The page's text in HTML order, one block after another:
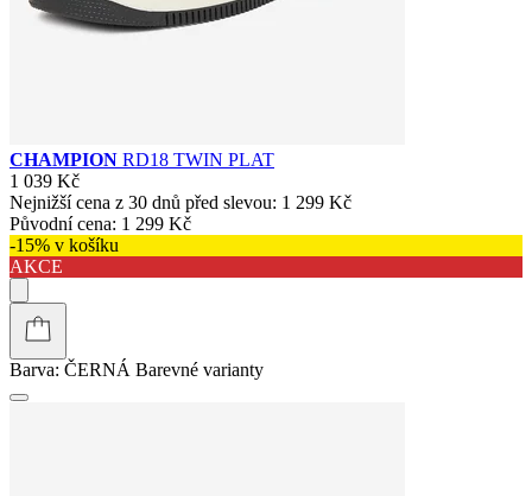
CHAMPION RD18 TWIN PLAT
1 039 Kč
Nejnižší cena z 30 dnů před slevou: 1 299 Kč
Původní cena: 1 299 Kč
-15% v košíku
AKCE
Barva: ČERNÁ Barevné varianty